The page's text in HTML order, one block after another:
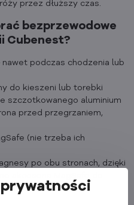
przez dłuższy czas.
bezprzewodowe
Cubenest?
podczas chodzenia lub
do kieszeni lub torebki
szczotkowanego aluminium
przed przegrzaniem,
(nie trzeba ich
po obu stronach, dzięki
- link tutaj.